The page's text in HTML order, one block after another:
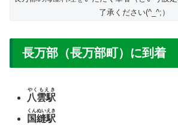
了承ください(^_^;）
長万部（長万部町）に到着
八雲駅
やくもえき
国縫駅
くんぬいえき